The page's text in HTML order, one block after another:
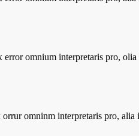
omnium interpretaris pro,
omninm interpretaris pro,